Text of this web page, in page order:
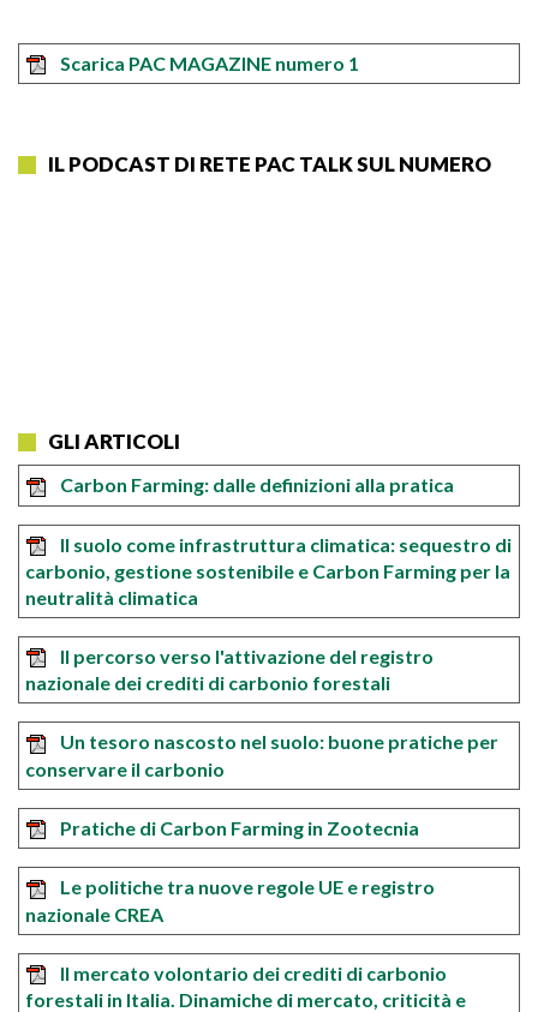
Scarica PAC MAGAZINE numero 1
IL PODCAST DI RETE PAC TALK SUL NUMERO
GLI ARTICOLI
Carbon Farming: dalle definizioni alla pratica
Il suolo come infrastruttura climatica: sequestro di
carbonio, gestione sostenibile e Carbon Farming per la
neutralità climatica
Il percorso verso l'attivazione del registro
nazionale dei crediti di carbonio forestali
Un tesoro nascosto nel suolo: buone pratiche per
conservare il carbonio
Pratiche di Carbon Farming in Zootecnia
Le politiche tra nuove regole UE e registro
nazionale CREA
Il mercato volontario dei crediti di carbonio
forestali in Italia. Dinamiche di mercato, criticità e